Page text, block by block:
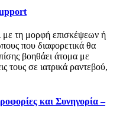
με τη μορφή επισκέψεων ή
που διαφορετικά θα
βοηθάει άτομα με
τους σε ιατρικά ραντεβού,
και Συνηγορία –